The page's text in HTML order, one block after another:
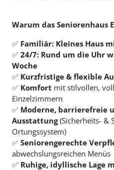
Warum das Seniorenhaus
✅ Familiär: Kleines Haus
✅ 24/7: Rund um die Uhr
Woche
✅ Kurzfristige & flexible
✅ Komfort mit stilvollen,
Einzelzimmern
✅ Moderne, barrierefreie
Ausstattung(Sicherheits- &
Ortungssystem)
✅ Seniorengerechte
abwechslungsreichen Menüs
✅ Ruhige, idyllische Lage